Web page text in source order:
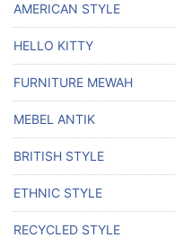
AMERICAN STYLE
HELLO KITTY
FURNITURE MEWAH
MEBEL ANTIK
BRITISH STYLE
ETHNIC STYLE
RECYCLED STYLE